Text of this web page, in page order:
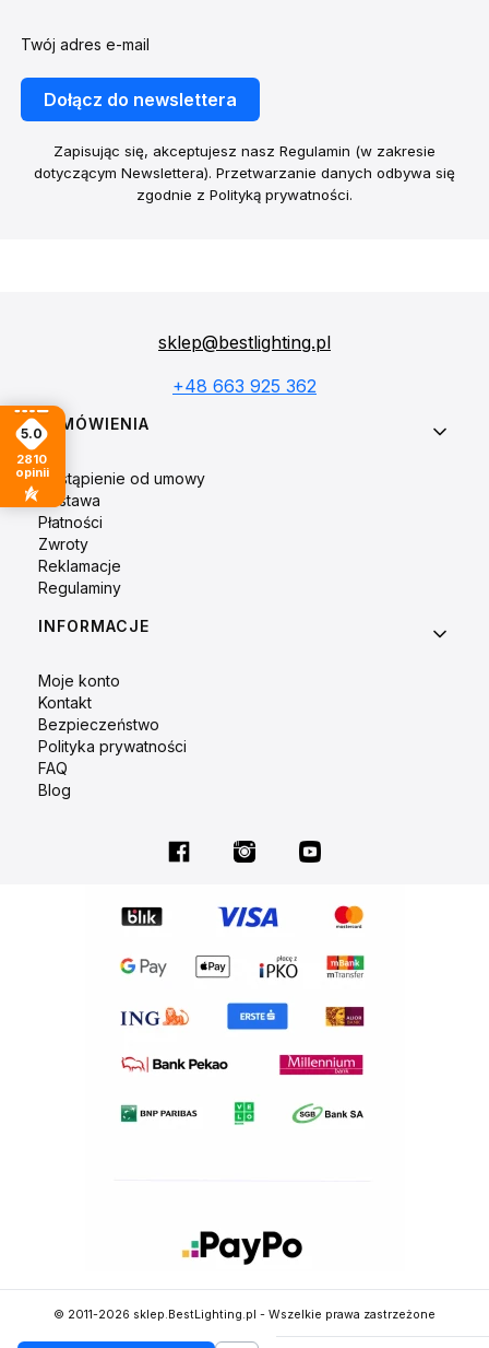
Twój adres e-mail
Dołącz do newslettera
Zapisując się, akceptujesz nasz Regulamin (w zakresie
dotyczącym Newslettera). Przetwarzanie danych odbywa się
zgodnie z Polityką prywatności.
sklep@bestlighting.pl
+48 663 925 362
Linki w stopce
ZAMÓWIENIA
Odstąpienie od umowy
Dostawa
Płatności
Zwroty
Reklamacje
Regulaminy
INFORMACJE
Moje konto
Kontakt
Bezpieczeństwo
Polityka prywatności
FAQ
Blog
© 2011-2026 sklep.BestLighting.pl - Wszelkie prawa zastrzeżone
5.0
2810
opinii